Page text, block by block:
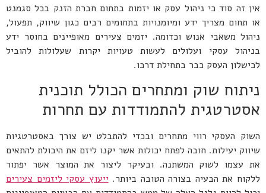
אין זה סוד כי ניהול עסק או יזמות בתחום חברת הזנק בכל סגמנט
או תחום מצריך ידע ומיומנויות בתחומים רבים כגון שיווק, תפעול,
ניהול משאבי אנוש וכדומה. יזמים צעירים מאופיינים בחוסר ידע
בניהול עסקי ועלולים לעשות טעויות יקרות שעלולות להוביל
לכישלון העסק כבר בתחילת דרכו.
ניתוח שוק ומתחרים הכולל תוכנית
אסטרטגית להתמודדות עם תחרות
השוק העסקי רווי מתחרים ובכדי להתבלט יש צורך באסטרטגיות
שיווק יעילות. חובה לפתח יכולות אשר יקנו ליזם את היכולת להתאים
את עצמו לשוק המשתנה. ובעיקר ליצור את המוצר אשר יפתור
ללקוח את הבעיה בצורה הטובה ביותר. ייעוץ עסקי ליזמים צעירים